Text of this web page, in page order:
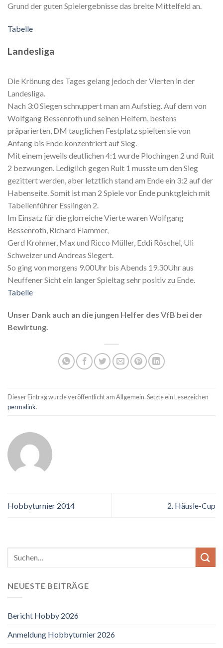
Grund der guten Spielergebnisse das breite Mittelfeld an.
Tabelle
Landesliga
Die Krönung des Tages gelang jedoch der Vierten in der
Landesliga.
Nach 3:0 Siegen schnuppert man am Aufstieg. Auf dem von
Wolfgang Bessenroth und seinen Helfern, bestens
präparierten, DM tauglichen Festplatz spielten sie von
Anfang bis Ende konzentriert auf Sieg.
Mit einem jeweils deutlichen 4:1 wurde Plochingen 2 und Ruit
2 bezwungen. Lediglich gegen Ruit 1 musste um den Sieg
gezittert werden, aber letztlich stand am Ende ein 3:2 auf der
Habenseite. Somit ist man 2 Spiele vor Ende punktgleich mit
Tabellenführer Esslingen 2.
Im Einsatz für die glorreiche Vierte waren Wolfgang
Bessenroth, Richard Flammer,
Gerd Krohmer, Max und Ricco Müller, Eddi Röschel, Uli
Schweizer und Andreas Siegert.
So ging von morgens 9.00Uhr bis Abends 19.30Uhr aus
Neuffener Sicht ein langer Spieltag sehr positiv zu Ende.
Tabelle
Unser Dank auch an die jungen Helfer des VfB bei der
Bewirtung.
Dieser Eintrag wurde veröffentlicht am Allgemein. Setzte ein Lesezeichen
permalink.
Hobbyturnier 2014 2. Häusle-Cup
NEUESTE BEITRÄGE
Bericht Hobby 2026
Anmeldung Hobbyturnier 2026